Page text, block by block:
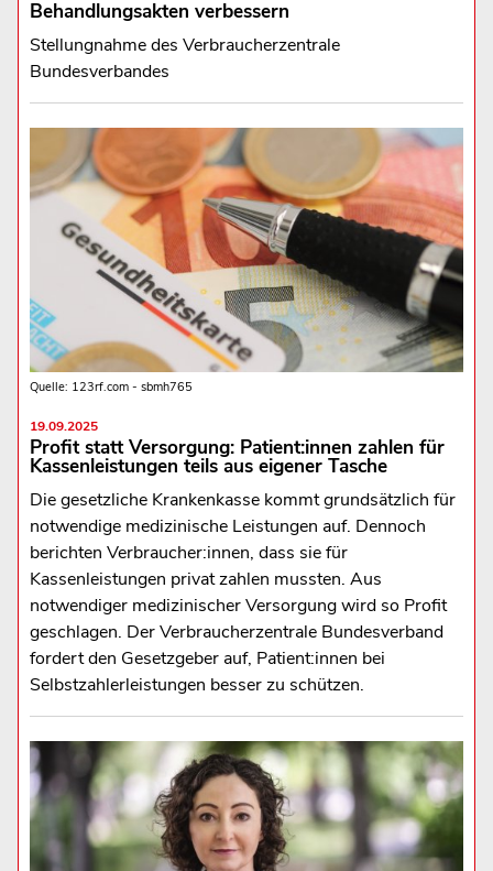
Behandlungsakten verbessern
Stellungnahme des Verbraucherzentrale
Bundesverbandes
Quelle: 123rf.com - sbmh765
19.09.2025
Profit statt Versorgung: Patient:innen zahlen für
Kassenleistungen teils aus eigener Tasche
Die gesetzliche Krankenkasse kommt grundsätzlich für
notwendige medizinische Leistungen auf. Dennoch
berichten Verbraucher:innen, dass sie für
Kassenleistungen privat zahlen mussten. Aus
notwendiger medizinischer Versorgung wird so Profit
geschlagen. Der Verbraucherzentrale Bundesverband
fordert den Gesetzgeber auf, Patient:innen bei
Selbstzahlerleistungen besser zu schützen.